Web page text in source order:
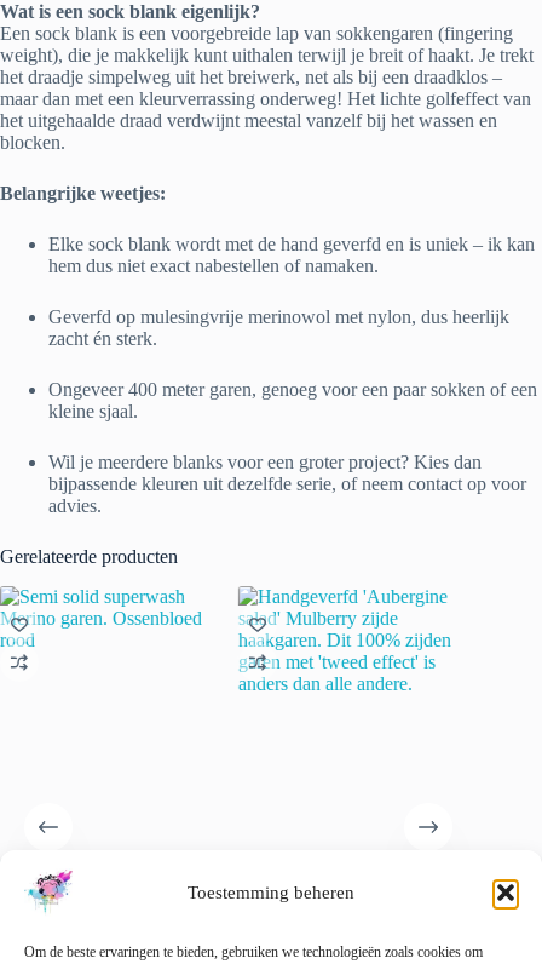
Toestemming beheren
Om de beste ervaringen te bieden, gebruiken we technologieën zoals cookies om
Wat is een sock blank eigenlijk?
Een sock blank is een voorgebreide lap van sokkengaren (fingering
weight), die je makkelijk kunt uithalen terwijl je breit of haakt. Je trekt
het draadje simpelweg uit het breiwerk, net als bij een draadklos –
maar dan met een kleurverrassing onderweg! Het lichte golfeffect van
het uitgehaalde draad verdwijnt meestal vanzelf bij het wassen en
blocken.
Belangrijke weetjes:
Elke sock blank wordt met de hand geverfd en is uniek – ik kan
hem dus niet exact nabestellen of namaken.
Geverfd op mulesingvrije merinowol met nylon, dus heerlijk
zacht én sterk.
Ongeveer 400 meter garen, genoeg voor een paar sokken of een
kleine sjaal.
Wil je meerdere blanks voor een groter project? Kies dan
bijpassende kleuren uit dezelfde serie, of neem contact op voor
advies.
Gerelateerde producten
Semi solid superwash Merino
garen. Ossenbloed rood
salad’ Mulberry zijde
haakgaren. Dit 100% zijden
anders dan alle andere.